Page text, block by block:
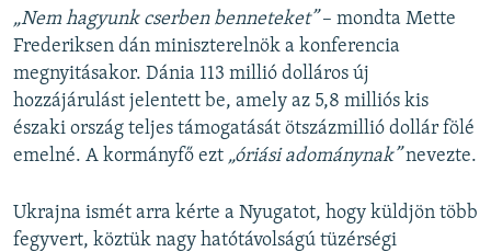
„Nem hagyunk cserben benneteket”– mondta Mette
Frederiksen dán miniszterelnök a konferencia
megnyitásakor. Dánia 113 millió dolláros új
hozzájárulást jelentett be, amely az 5,8 milliós kis
északi ország teljes támogatását ötszázmillió dollár fölé
emelné. A kormányfő ezt „óriási adománynak”nevezte.
Ukrajna ismét arra kérte a Nyugatot, hogy küldjön több
fegyvert, köztük nagy hatótávolságú tüzérségi